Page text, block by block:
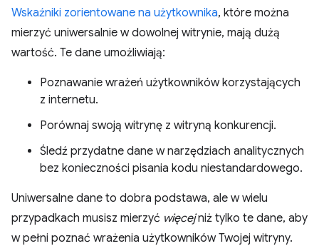
Wskaźniki zorientowane na użytkownika, które można
mierzyć uniwersalnie w dowolnej witrynie, mają dużą
wartość. Te dane umożliwiają:
Poznawanie wrażeń użytkowników korzystających
z internetu.
Porównaj swoją witrynę z witryną konkurencji.
Śledź przydatne dane w narzędziach analitycznych
bez konieczności pisania kodu niestandardowego.
Uniwersalne dane to dobra podstawa, ale w wielu
przypadkach musisz mierzyć więcejniż tylko te dane, aby
w pełni poznać wrażenia użytkowników Twojej witryny.